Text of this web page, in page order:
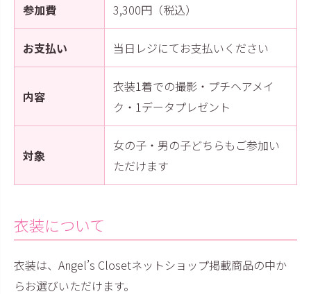
写真スタジオ APS
対応 七五三・発表会・記念撮影
Web または お電話
特典
スタジオを予約 →
参加費 3,300円（税込）
お支払い 当日レジにてお支払いください
内容
衣装1着での撮影・プチヘアメイ
ク・1データプレゼント
対象
女の子・男の子どちらもご参加い
ただけます
衣装について
衣装は、Angel’s Closetネットショップ掲載商品の中か
らお選びいただけます。